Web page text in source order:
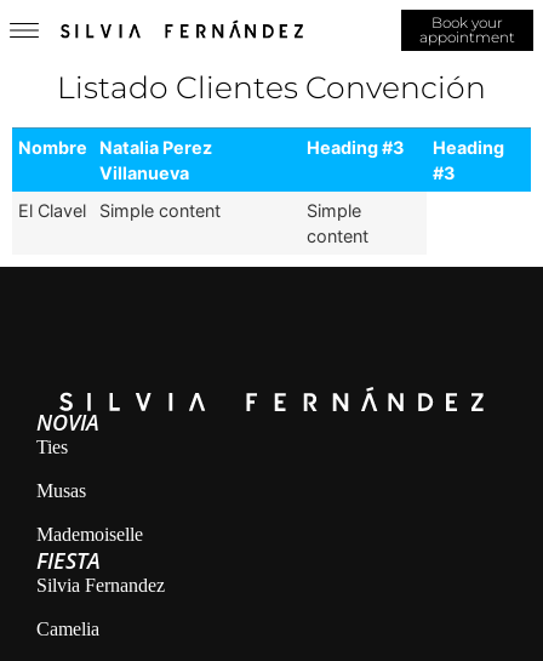
Book your
appointment
Listado Clientes Convención
Nombre
Natalia Perez
Villanueva
Heading #3
Heading
#3
El Clavel
Simple content
Simple
content
NOVIA
Ties
Musas
Mademoiselle
FIESTA
Silvia Fernandez
Camelia